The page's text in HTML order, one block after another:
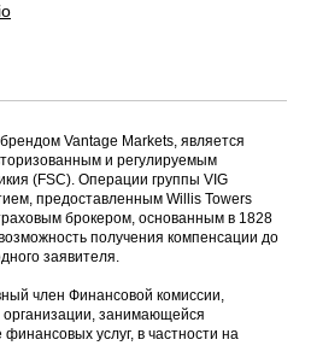
Vantage Markets, является
и регулируемым
(FSC). Операции группы VIG
предоставленным Willis Towers
брокером, основанным в 1828
получения компенсации до
заявителя.
член Финансовой комиссии,
занимающейся
услуг, в частности на